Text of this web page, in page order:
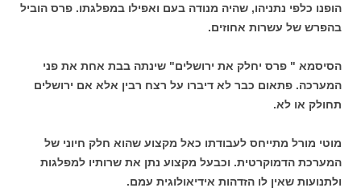
הופנו כלפי נתניהו, שהיה מנודה בעם ואפילו במפלגתו. פרס הוביל
בהפרש של עשרות אחוזים.
הסיסמא " פרס יחלק את ירושלים" שינתה בבת אחת את פני
המערכה. פתאום כבר לא דיברו על רצח רבין אלא אם ירושלים
תחולק או לא.
מוטי מורל מתייחס לעבודתו כאל מקצוע שהוא חלק חיוני של
המערכת הדמוקרטית. וכבעל מקצוע נתן את שרותיו למפלגות
ולתנועות שאין לו הזדהות אידיאולוגית עמם.